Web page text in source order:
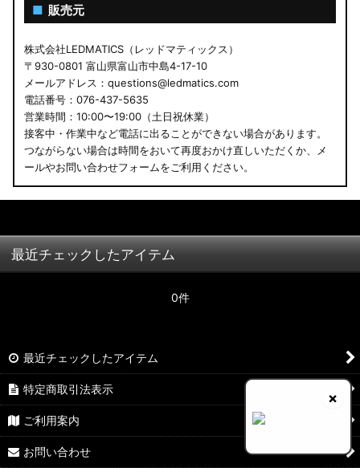
■ 販売元
株式会社LEDMATICS（レッドマティックス）
〒930-0801 富山県富山市中島4-17-10
メールアドレス：questions@ledmatics.com
電話番号：076-437-5635
営業時間：10:00〜19:00（土日祝休業）
接客中・作業中など電話に出ることができない場合があります。
つながらない場合は時間をおいて再度おかけ直しいただくか、メ
ールやお問い合わせフォームをご利用ください。
×
最近チェックしたアイテム
0件
最近チェックしたアイテム
特定商取引法表示
ご利用案内
お問い合わせ